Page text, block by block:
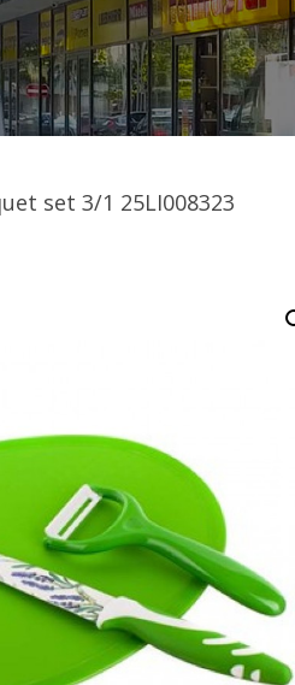
set 3/1 25LI008323